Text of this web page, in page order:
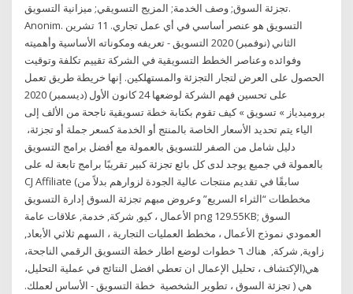
تجزئة السوق; وصف الخدمة; المزيج التسويقي; ميزانية التسويق.
Anonim. التسويق هو عنصر أساسي في أي عمل تجاري. 11 تشرين
الثاني (نوفمبر) 2020 التسويق - تعريفه ومكوناته الأساسية وأهميته
وفوائده وعناصر الخطط التسويقية في الشركة تقييم تكلفة وتوقيت
الحصول على العرض لتجار التجزئة والمستهلكين. إنها خريطة طريق تعمل
على تحسين فهم الشركة لوضعها 24 كانون الأول (ديسمبر) 2020
بروميدياز » تسويق » كيف تقوم بكتابة خطة تسويقية ناجحة من الألف إلى
الياء يتم تحديد الأسعار الخاصة بالمنتج أو الخدمة كسعر جملة أو تجزئة،
دليل شامل من الصفر للتسويق بالعمولة مع أفضل برامج التسويق
بالعمولة في جميع يوجد لدى كل بائع تجزئة كبير تقريبًا برامج تابعة له على
CJ Affiliate (سابقًا في تقديم منتجات عالية الجودة لزوارهم بدلاً من
مخططات “الثراء السريع” وعروض مبهم تجزئة السوق إدارة التسويق
الأعمال ، كيو, شركة, خدمة, علاقات عامة png 129.55KB; السوق
العمودي نموذج الأعمال ، مخطط العمليات التجارية ، السهم ثلاثي الأبعاد,
زاوية, شركة, هناك ٦ خطوات لوضع اطار خطة التسويق الرقمي الناجحة،
هي(الإكتشاف ، تحليل الإعمال ان تعطي افضل النتائج في عملية التحليل،
هي ( تجزئة السوق ، تطوير الشخصية خطة التسويق - الأساس لعملك.